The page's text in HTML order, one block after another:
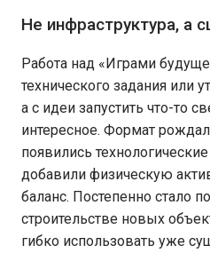
Не инфраструктура, а
Работа над «Играми
технического задания или
а с идеи запустить что-то
интересное. Формат
появились
добавили физическую
баланс. Постепенно стало
строительстве новых
гибко использовать уже